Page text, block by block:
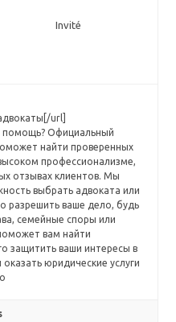
Invité
url]
Официальный
найти проверенных
профессионализме,
отзывах клиентов. Мы
выбрать адвоката или
разрешить ваше дело, будь
семейные споры или
вам найти
защитить ваши интересы в
юридические услуги